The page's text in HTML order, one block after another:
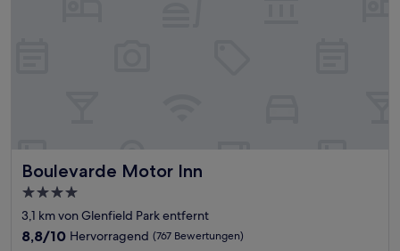
Boulevarde Motor Inn
Boulevarde Motor Inn
4.0-
Sterne-
Unterkunft
3,1 km von Glenfield Park entfernt
8.8
8,8/10 Hervorragend (767 Bewertungen)